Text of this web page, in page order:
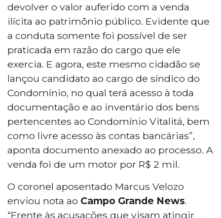
devolver o valor auferido com a venda
ilícita ao patrimônio público. Evidente que
a conduta somente foi possível de ser
praticada em razão do cargo que ele
exercia. E agora, este mesmo cidadão se
lançou candidato ao cargo de síndico do
Condomínio, no qual terá acesso à toda
documentação e ao inventário dos bens
pertencentes ao Condomínio Vitalitá, bem
como livre acesso às contas bancárias”,
aponta documento anexado ao processo. A
venda foi de um motor por R$ 2 mil.
O coronel aposentado Marcus Velozo
enviou nota ao Campo Grande News.
“Frente às acusações que visam atingir